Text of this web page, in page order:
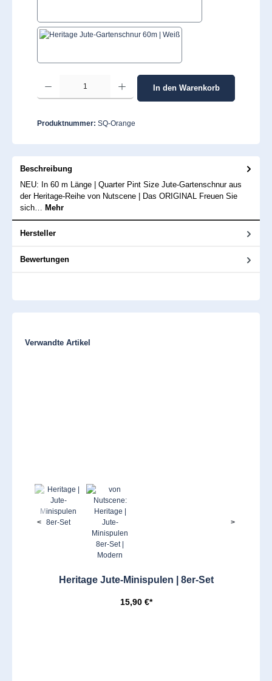
Produkt Anzahl: Gib den gewünschten Wert ein oder benutze die Schaltflächen
In den Warenkorb
Produktnummer: SQ-Orange
Beschreibung
NEU: In 60 m Länge | Quarter Pint Size Jute-Gartenschnur aus
der Heritage-Reihe von Nutscene | Das ORIGINAL Freuen Sie
sich… Mehr
Hersteller
Bewertungen
Produktgalerie überspringen
Verwandte Artikel
< >
Heritage Jute-Minispulen | 8er-Set
15,90 €*